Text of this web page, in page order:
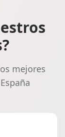
mejores